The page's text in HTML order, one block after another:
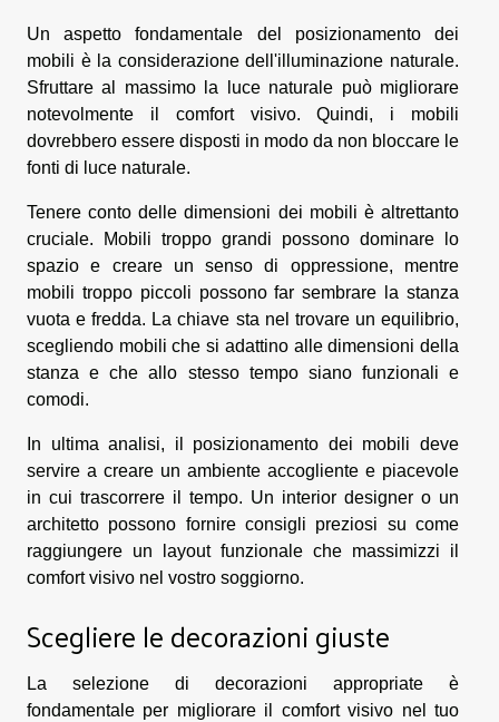
Un aspetto fondamentale del posizionamento dei
mobili è la considerazione dell'illuminazione naturale.
Sfruttare al massimo la luce naturale può migliorare
notevolmente il comfort visivo. Quindi, i mobili
dovrebbero essere disposti in modo da non bloccare le
fonti di luce naturale.
Tenere conto delle dimensioni dei mobili è altrettanto
cruciale. Mobili troppo grandi possono dominare lo
spazio e creare un senso di oppressione, mentre
mobili troppo piccoli possono far sembrare la stanza
vuota e fredda. La chiave sta nel trovare un equilibrio,
scegliendo mobili che si adattino alle dimensioni della
stanza e che allo stesso tempo siano funzionali e
comodi.
In ultima analisi, il posizionamento dei mobili deve
servire a creare un ambiente accogliente e piacevole
in cui trascorrere il tempo. Un interior designer o un
architetto possono fornire consigli preziosi su come
raggiungere un layout funzionale che massimizzi il
comfort visivo nel vostro soggiorno.
Scegliere le decorazioni giuste
La selezione di decorazioni appropriate è
fondamentale per migliorare il comfort visivo nel tuo